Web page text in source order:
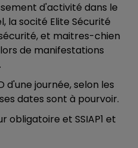
d'activité dans le
la socité Elite Sécurité
et maitres-chien
de manifestations
d'une journée, selon les
dates sont à pourvoir.
obligatoire et SSIAP1 et